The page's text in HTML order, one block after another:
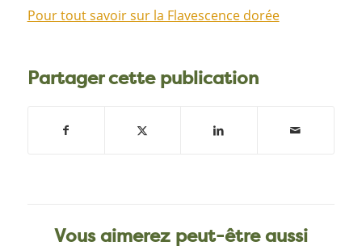
Pour tout savoir sur la Flavescence dorée
Partager cette publication
Vous aimerez peut-être aussi